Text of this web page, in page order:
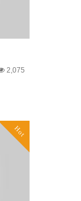
2,075
Hot